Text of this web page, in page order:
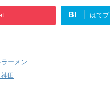
B! はてブ
ーメン
田